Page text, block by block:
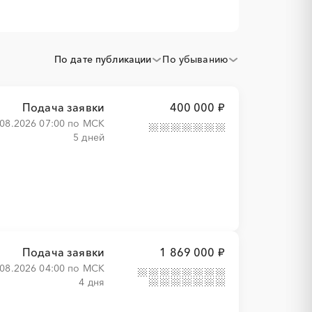
По дате публикации По убыванию
Подача заявки
07:00 по МСК
5 дней
400 000 ₽
Подача заявки
04:00 по МСК
4 дня
1 869 000 ₽